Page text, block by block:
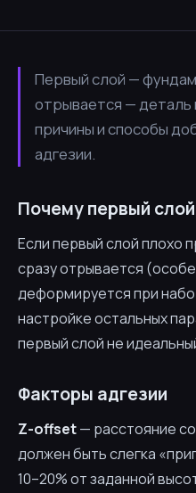
Первый слой —
отрывается — деталь
причины и способы
адгезии.
Почему первый
Если первый слой плохо
сразу отрывается
деформируется при
настройке остальных
первый слой не
Факторы адгезии
Z-offset— расстояние
должен быть слегка
10–20% от заданной